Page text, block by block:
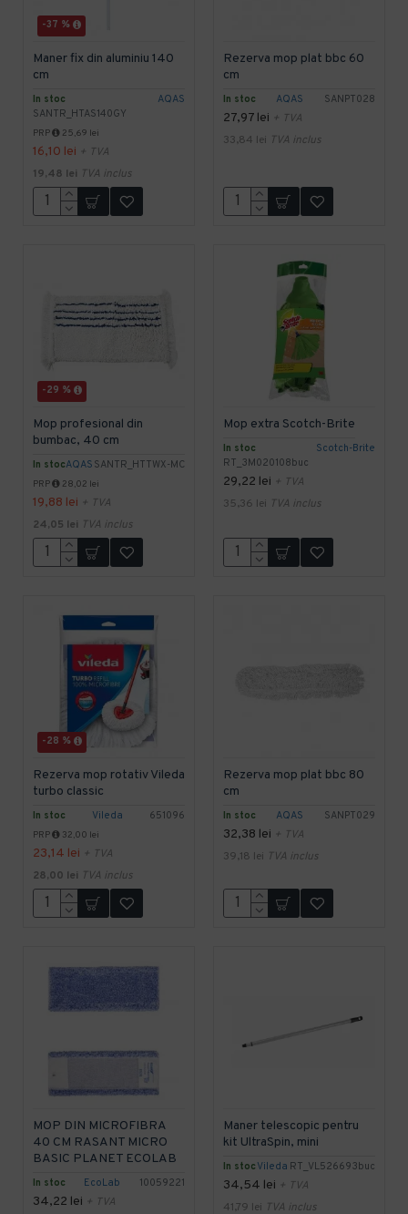
-37 %
In stoc
AQAS
SANTR_HTAS140GY
Maner fix din aluminiu 140
cm
PRP 25,69 lei
16,10 lei + TVA
19,48 lei TVA inclus
In stoc AQAS SANPT028
Rezerva mop plat bbc 60
cm
27,97 lei + TVA
33,84 lei TVA inclus
-29 %
In stocAQAS SANTR_HTTWX-MC
Mop profesional din
bumbac, 40 cm
PRP 28,02 lei
19,88 lei + TVA
24,05 lei TVA inclus
In stoc
Scotch-Brite
RT_3M020108buc
Mop extra Scotch-Brite
29,22 lei + TVA
35,36 lei TVA inclus
-28 %
In stoc Vileda 651096
Rezerva mop rotativ Vileda
turbo classic
PRP 32,00 lei
23,14 lei + TVA
28,00 lei TVA inclus
In stoc AQAS SANPT029
Rezerva mop plat bbc 80
cm
32,38 lei + TVA
39,18 lei TVA inclus
In stoc EcoLab 10059221
MOP DIN MICROFIBRA
40 CM RASANT MICRO
BASIC PLANET ECOLAB
34,22 lei + TVA
In stoc Vileda RT_VL526693buc
Maner telescopic pentru
kit UltraSpin, mini
34,54 lei + TVA
41,79 lei TVA inclus